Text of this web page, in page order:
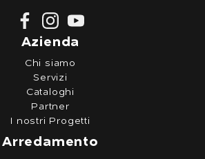
Azienda
Chi siamo
Servizi
Cataloghi
Partner
I nostri Progetti
Arredamento